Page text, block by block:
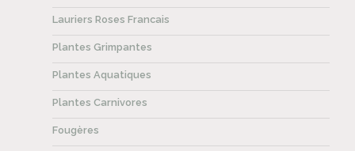
Lauriers Roses Francais
Plantes Grimpantes
Plantes Aquatiques
Plantes Carnivores
Fougères